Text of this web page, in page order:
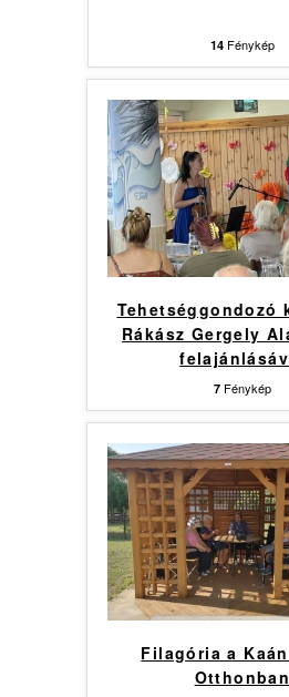
14 Fénykép
Tehetséggondozó
Rákász Gergely
7 Fénykép
Filagória a
Otthonban